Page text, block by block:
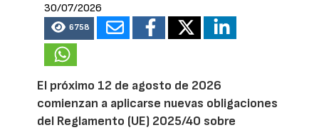
30/07/2026
6758
El próximo 12 de agosto de 2026
comienzan a aplicarse nuevas obligaciones
del Reglamento (UE) 2025/40 sobre